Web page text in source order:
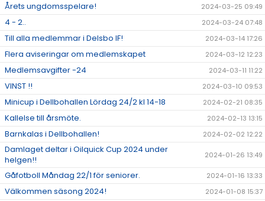
Årets ungdomsspelare! 2024-03-25 09:49
4 - 2.. 2024-03-24 07:48
Till alla medlemmar i Delsbo IF! 2024-03-14 17:26
Flera aviseringar om medlemskapet 2024-03-12 12:23
Medlemsavgifter -24 2024-03-11 11:22
VINST !! 2024-03-10 09:53
Minicup i Dellbohallen Lördag 24/2 kl 14-18 2024-02-21 08:35
Kallelse till årsmöte. 2024-02-13 13:15
Barnkalas i Dellbohallen! 2024-02-02 12:22
Damlaget deltar i Oilquick Cup 2024 under
helgen!!
2024-01-26 13:49
Gåfotboll Måndag 22/1 för seniorer. 2024-01-16 13:33
Välkommen säsong 2024! 2024-01-08 15:37